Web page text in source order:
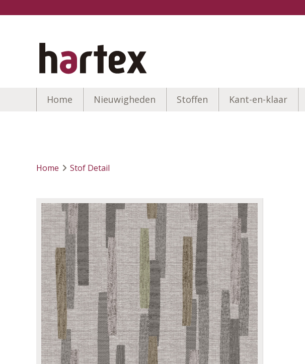
Home Nieuwigheden Stoffen Kant-en-klaar
Home Stof Detail